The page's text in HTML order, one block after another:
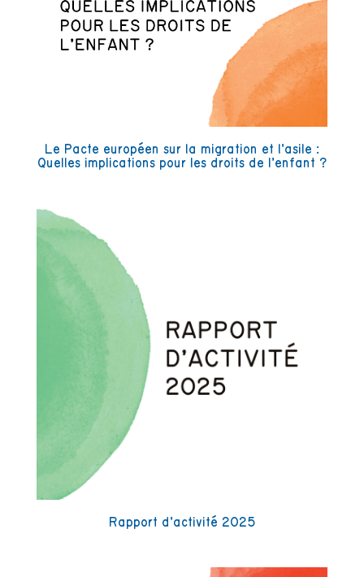
Le Pacte européen sur la migration et l’asile :
Quelles implications pour les droits de l’enfant ?
Rapport d’activité 2025